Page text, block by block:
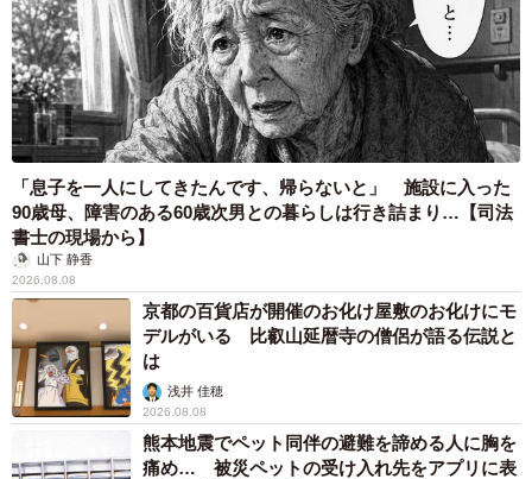
変と思いますが、暖かい時間をお過ごしにいらしてくださ
い。
復旧のために尽力くださっています作業者様も、ぜひに。
#佐渡島民様へ
pic.twitter.com/ai6owAQpDc
— たびのホテル佐渡【公式】 (@sado_tbn)
December 20,
2022
「息子を一人にしてきたんです、帰らないと」 施設に入った
90歳母、障害のある60歳次男との暮らしは行き詰まり…【司法
書士の現場から】
山下 静香
2026.08.08
京都の百貨店が開催のお化け屋敷のお化けにモ
デルがいる 比叡山延暦寺の僧侶が語る伝説と
は
浅井 佳穂
2026.08.08
熊本地震でペット同伴の避難を諦める人に胸を
痛め… 被災ペットの受け入れ先をアプリに表